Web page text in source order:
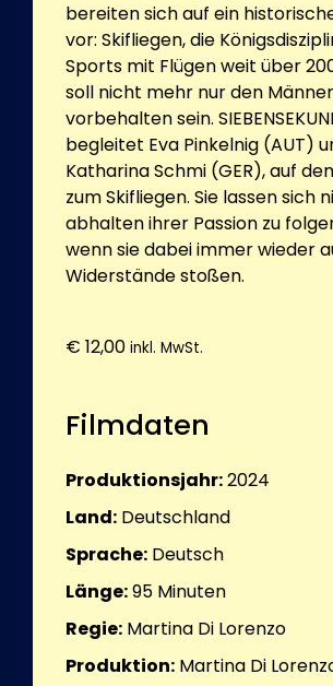
bereiten sich auf ein
vor: Skifliegen, die
Sports mit Flügen weit über
soll nicht mehr nur den
vorbehalten sein.
begleitet Eva Pinkelnig (AUT)
Katharina Schmi (GER), auf
zum Skifliegen. Sie lassen sich
abhalten ihrer Passion zu
wenn sie dabei immer wieder
Widerstände stoßen.
€ 12,00 inkl. MwSt.
Filmdaten
Produktionsjahr:2024
Land: Deutschland
Sprache: Deutsch
Länge:95 Minuten
Regie: Martina Di Lorenzo
Produktion: Martina Di